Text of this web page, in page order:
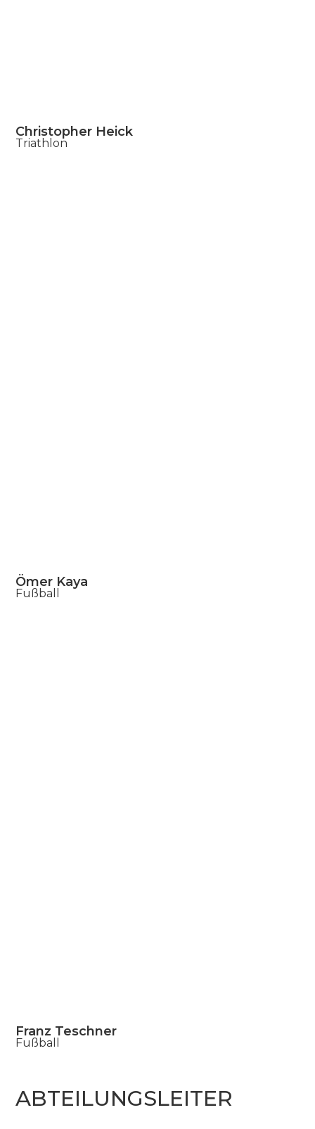
Christopher Heick
Triathlon
Ömer Kaya
Fußball
Franz Teschner
Fußball
ABTEILUNGSLEITER